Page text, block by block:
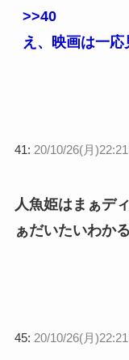
>>40
え、映画は一
41: 20/10/26(月
人魚姫はまぁデ
ぁだいたいわか
45: 20/10/26(月